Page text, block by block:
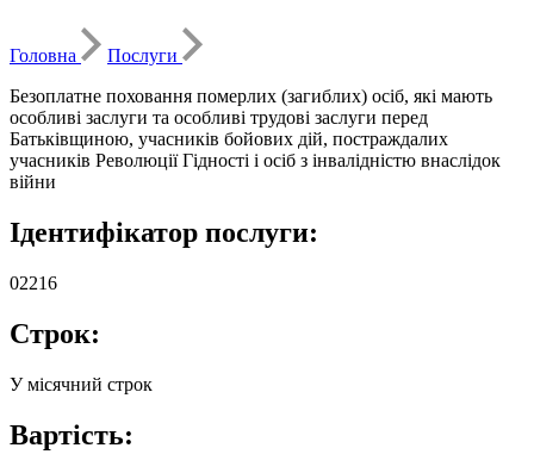
Головна
Послуги
Безоплатне поховання померлих (загиблих) осіб, які мають
особливі заслуги та особливі трудові заслуги перед
Батьківщиною, учасників бойових дій, постраждалих
учасників Революції Гідності і осіб з інвалідністю внаслідок
війни
Ідентифікатор послуги:
02216
Строк:
У місячний строк
Вартість: